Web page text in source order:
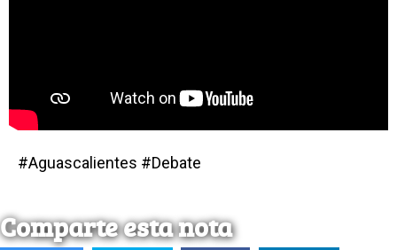
#Aguascalientes #Debate
Comparte esta nota